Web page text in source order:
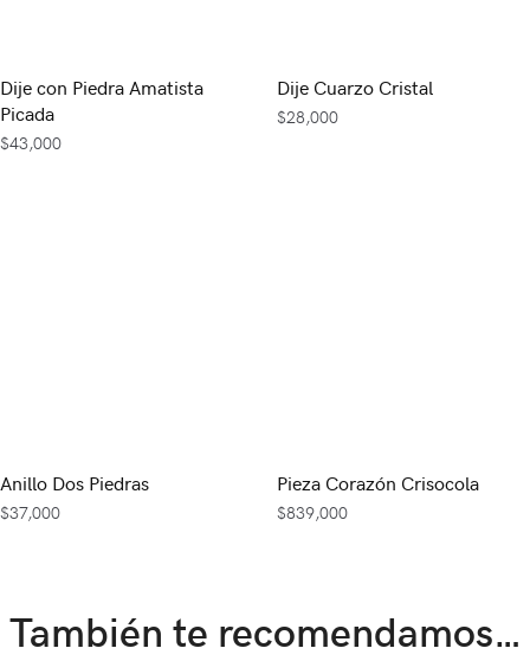
Dije con Piedra Amatista
Picada
$43,000
Dije Cuarzo Cristal
$28,000
Anillo Dos Piedras
$37,000
Pieza Corazón Crisocola
$839,000
También te recomendamos…